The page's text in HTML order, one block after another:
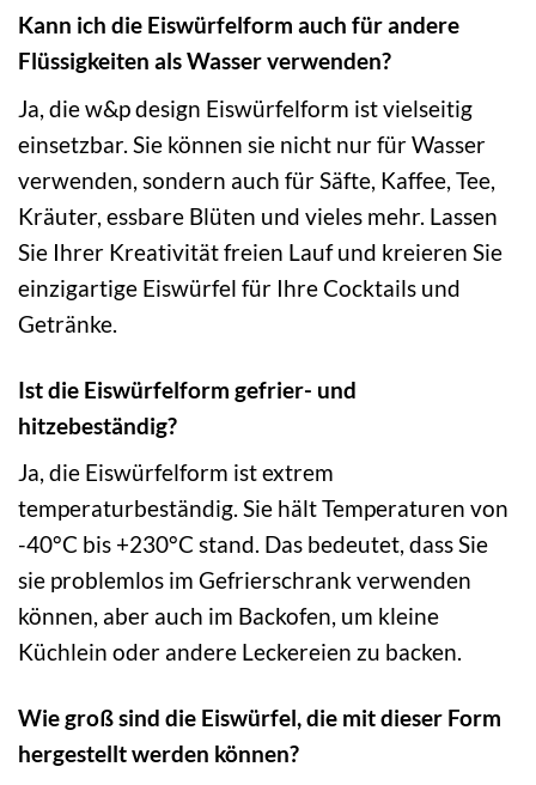
Kann ich die Eiswürfelform auch für andere
Flüssigkeiten als Wasser verwenden?
Ja, die w&p design Eiswürfelform ist vielseitig
einsetzbar. Sie können sie nicht nur für Wasser
verwenden, sondern auch für Säfte, Kaffee, Tee,
Kräuter, essbare Blüten und vieles mehr. Lassen
Sie Ihrer Kreativität freien Lauf und kreieren Sie
einzigartige Eiswürfel für Ihre Cocktails und
Getränke.
Ist die Eiswürfelform gefrier- und
hitzebeständig?
Ja, die Eiswürfelform ist extrem
temperaturbeständig. Sie hält Temperaturen von
-40°C bis +230°C stand. Das bedeutet, dass Sie
sie problemlos im Gefrierschrank verwenden
können, aber auch im Backofen, um kleine
Küchlein oder andere Leckereien zu backen.
Wie groß sind die Eiswürfel, die mit dieser Form
hergestellt werden können?